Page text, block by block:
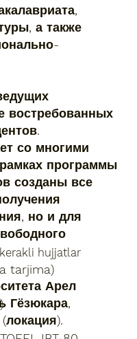
а также
востребованных
со многими
программы
созданы все
но и для
Арел
Гёзюкара,
hujjatlar
tarjima)